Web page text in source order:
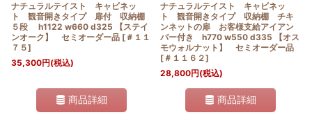
ナチュラルテイスト キャビネッ
ト 観音開きタイプ 扉付 収納棚
５段 h1122 w660 d325 【ステイ
ンオーク】 セミオーダー品 [ ＃１１
７５]
35,300円(税込)
商品詳細
ナチュラルテイスト キャビネッ
ト 観音開きタイプ 収納棚 チキ
ンネットの扉 お客様支給アイアン
バー付き h770 w550 d335 【オス
モウォルナット】 セミオーダー品
[ ＃１１６２]
28,800円(税込)
商品詳細